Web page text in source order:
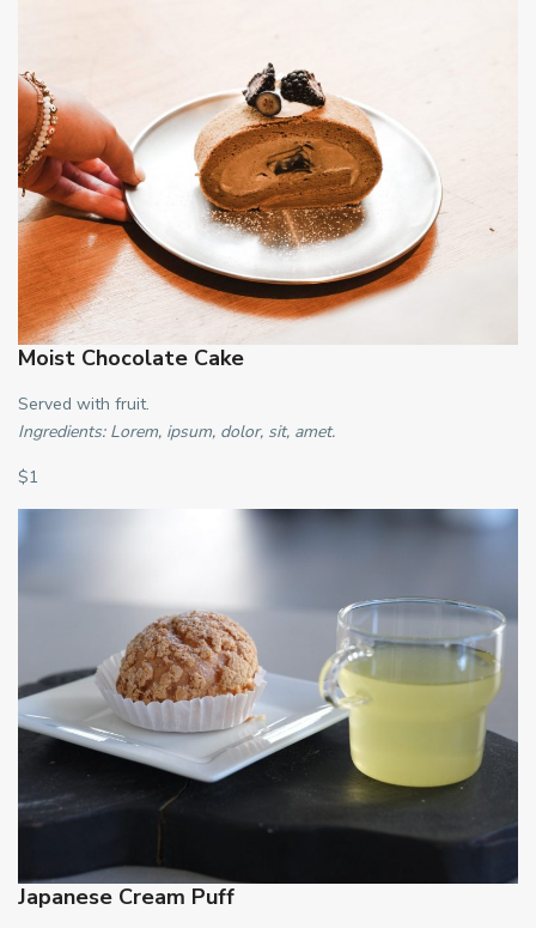
Moist Chocolate Cake
Served with fruit.
Ingredients: Lorem, ipsum, dolor, sit, amet.
$1
Japanese Cream Puff